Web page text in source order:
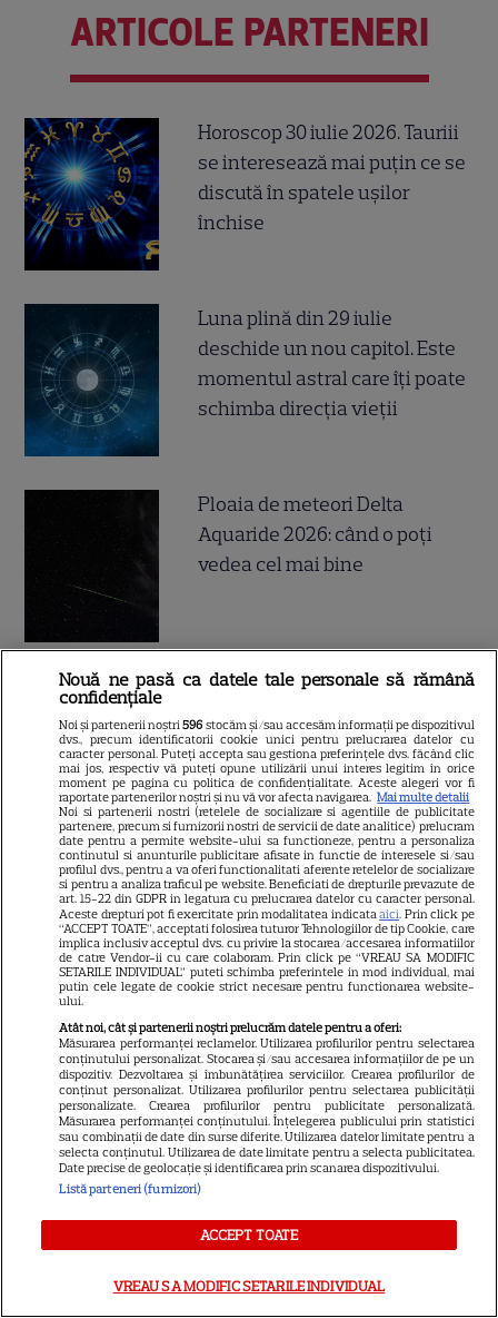
ARTICOLE PARTENERI
Horoscop 30 iulie 2026. Tauriii
se interesează mai puțin ce se
discută în spatele ușilor
închise
Luna plină din 29 iulie
deschide un nou capitol. Este
momentul astral care îți poate
schimba direcția vieții
Ploaia de meteori Delta
Aquaride 2026: când o poți
vedea cel mai bine
Câte calorii are pepenele roșu
– beneficii și contraindicații
ALTE ARTICOLE
INTERESANTE
7
VEDETE STRĂINE
Ryan Gosling este noul Ghost
Rider din Universul Marvel.
Anunțul făcut la Comic-Con i-
a entuziasmat pe fani
DISNEY PLUS
„Diavolul se îmbracă de la
Nouă ne pasă ca datele tale personale să rămână
confidențiale
Noi și partenerii noștri596 stocăm și/sau accesăm informații pe dispozitivul
dvs., precum identificatorii cookie unici pentru prelucrarea datelor cu
caracter personal. Puteți accepta sau gestiona preferințele dvs. făcând clic
mai jos, respectiv vă puteți opune utilizării unui interes legitim în orice
moment pe pagina cu politica de confidențialitate. Aceste alegeri vor fi
raportate partenerilor noștri și nu vă vor afecta navigarea. Mai multe detalii
Noi si partenerii nostri (retelele de socializare si agentiile de publicitate
partenere, precum si furnizorii nostri de servicii de date analitice) prelucram
date pentru a permite website-ului sa functioneze, pentru a personaliza
continutul si anunturile publicitare afisate in functie de interesele si/sau
profilul dvs., pentru a va oferi functionalitati aferente retelelor de socializare
si pentru a analiza traficul pe website. Beneficiati de drepturile prevazute de
art. 15-22 din GDPR in legatura cu prelucrarea datelor cu caracter personal.
Aceste drepturi pot fi exercitate prin modalitatea indicataaici. Prin click pe
“ACCEPT TOATE”, acceptati folosirea tuturor Tehnologiilor de tip Cookie, care
implica inclusiv acceptul dvs. cu privire la stocarea/accesarea informatiilor
de catre Vendor-ii cu care colaboram. Prin click pe “VREAU SA MODIFIC
SETARILE INDIVIDUAL” puteti schimba preferintele in mod individual, mai
putin cele legate de cookie strict necesare pentru functionarea website-
ului.
Atât noi, cât și partenerii noștri prelucrăm datele pentru a oferi:
Măsurarea performanței reclamelor. Utilizarea profilurilor pentru selectarea
conținutului personalizat. Stocarea și/sau accesarea informațiilor de pe un
dispozitiv. Dezvoltarea și îmbunătățirea serviciilor. Crearea profilurilor de
conținut personalizat. Utilizarea profilurilor pentru selectarea publicității
personalizate. Crearea profilurilor pentru publicitate personalizată.
Măsurarea performanței conținutului. Înțelegerea publicului prin statistici
sau combinații de date din surse diferite. Utilizarea datelor limitate pentru a
selecta conținutul. Utilizarea de date limitate pentru a selecta publicitatea.
Date precise de geolocație și identificarea prin scanarea dispozitivului.
Listă parteneri (furnizori)
ACCEPT TOATE
VREAU SA MODIFIC SETARILE INDIVIDUAL